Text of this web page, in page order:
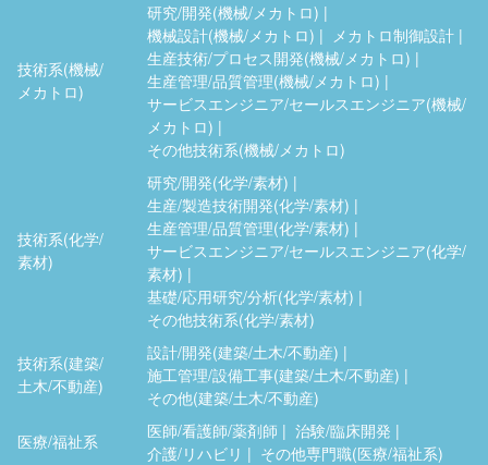
技術系(機械/
メカトロ)
研究/開発(機械/メカトロ)
機械設計(機械/メカトロ)
メカトロ制御設計
生産技術/プロセス開発(機械/メカトロ)
生産管理/品質管理(機械/メカトロ)
サービスエンジニア/セールスエンジニア(機械/
メカトロ)
その他技術系(機械/メカトロ)
技術系(化学/
素材)
研究/開発(化学/素材)
生産/製造技術開発(化学/素材)
生産管理/品質管理(化学/素材)
サービスエンジニア/セールスエンジニア(化学/
素材)
基礎/応用研究/分析(化学/素材)
その他技術系(化学/素材)
技術系(建築/
土木/不動産)
設計/開発(建築/土木/不動産)
施工管理/設備工事(建築/土木/不動産)
その他(建築/土木/不動産)
医療/福祉系
医師/看護師/薬剤師
治験/臨床開発
介護/リハビリ
その他専門職(医療/福祉系)